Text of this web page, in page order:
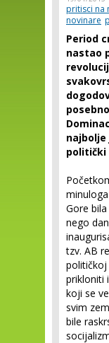
pritisci na
novinare
Period
nastao
najbolje
politički
Gore
nego
tzv. AB
političkoj
prikloniti
koji se
svim
bile